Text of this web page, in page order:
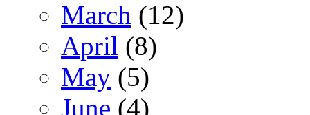
March (12)
April (8)
May (5)
June (4)